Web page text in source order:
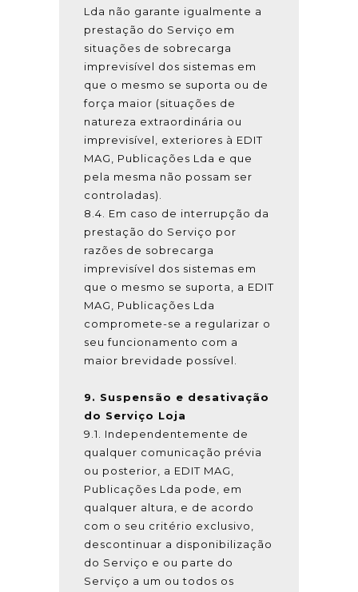
Lda não garante igualmente a
prestação do Serviço em
situações de sobrecarga
imprevisível dos sistemas em
que o mesmo se suporta ou de
força maior (situações de
natureza extraordinária ou
imprevisível, exteriores à EDIT
MAG, Publicações Lda e que
pela mesma não possam ser
controladas).
8.4. Em caso de interrupção da
prestação do Serviço por
razões de sobrecarga
imprevisível dos sistemas em
que o mesmo se suporta, a EDIT
MAG, Publicações Lda
compromete-se a regularizar o
seu funcionamento com a
maior brevidade possível.
9. Suspensão e desativação
do Serviço Loja
9.1. Independentemente de
qualquer comunicação prévia
ou posterior, a EDIT MAG,
Publicações Lda pode, em
qualquer altura, e de acordo
com o seu critério exclusivo,
descontinuar a disponibilização
do Serviço e ou parte do
Serviço a um ou todos os